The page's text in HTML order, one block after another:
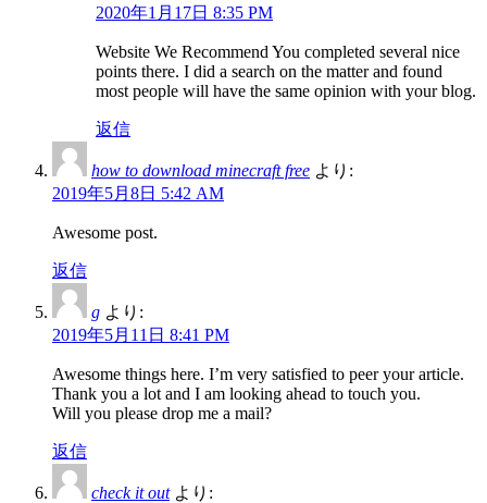
2020年1月17日 8:35 PM
Website We Recommend You completed several nice
points there. I did a search on the matter and found
most people will have the same opinion with your blog.
返信
how to download minecraft free より:
2019年5月8日 5:42 AM
Awesome post.
返信
g より:
2019年5月11日 8:41 PM
Awesome things here. I’m very satisfied to peer your article.
Thank you a lot and I am looking ahead to touch you.
Will you please drop me a mail?
返信
check it out より: